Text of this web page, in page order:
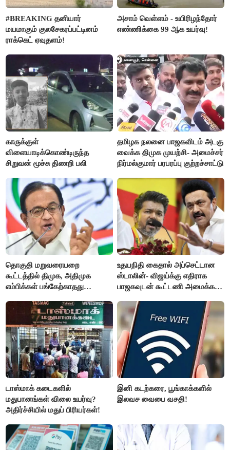
#BREAKING தனியார்
மயமாகும் குலசேகரப்பட்டினம்
ராக்கெட் ஏவுதளம்!
அசாம் வெள்ளம் - உயிரிழந்தோர்
எண்ணிக்கை 99 ஆக உயர்வு!
காருக்குள்
விளையாடிக்கொண்டிருந்த
சிறுவன் மூச்சு திணறி பலி
தமிழக நலனை பாஜகவிடம் அடகு
வைக்க திமுக முயற்சி- அமைச்சர்
நிர்மல்குமார் பரபரப்பு குற்றச்சாட்டு
தொகுதி மறுவரையறை
கூட்டத்தில் திமுக, அதிமுக
எம்பிக்கள் பங்கேற்காதது
உதயநிதி கைதால் அப்செட்டான
ஸ்டாலின்- விஜய்க்கு எதிராக
பாஜகவுடன் கூட்டணி அமைக்க
டாஸ்மாக் கடைகளில்
மதுபானங்கள் விலை உயர்வு?
அதிர்ச்சியில் மதுப் பிரியர்கள்!
இனி கடற்கரை, பூங்காக்களில்
இலவச வைபை வசதி!